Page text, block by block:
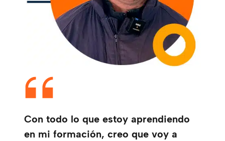
Con todo lo que estoy aprendiendo
en mi formación, creo que voy a